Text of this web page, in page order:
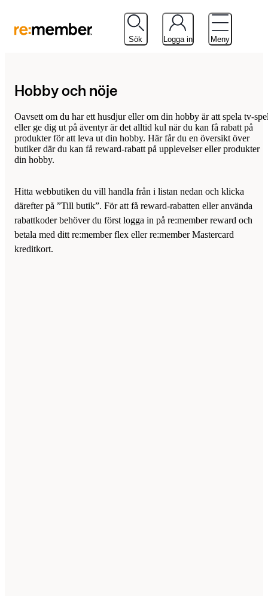
Sök Logga in Meny
Hobby och nöje
Oavsett om du har ett husdjur eller om din hobby är att spela tv-
eller ge dig ut på äventyr är det alltid kul när du kan få rabatt på
produkter för att leva ut din hobby. Här får du en översikt över
butiker där du kan få reward-rabatt på upplevelser eller produkter
din hobby.
Hitta webbutiken du vill handla från i listan nedan och klicka
därefter på ”Till butik”. För att få reward-rabatten eller använda
rabattkoder behöver du först logga in på re:member reward och
betala med ditt re:member flex eller re:member Mastercard
kreditkort.